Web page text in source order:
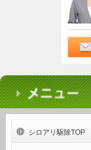
シロアリ駆除TOP